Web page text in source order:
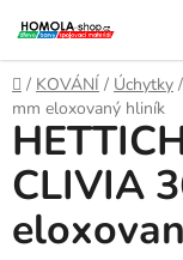
na
obsah
Domů
/ KOVÁNÍ / Úchytky /
mm eloxovaný hliník
CLIVIA